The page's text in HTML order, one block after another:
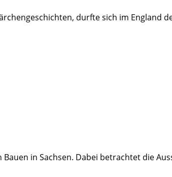
durfte sich im England
Bauen in Sachsen. Dabei betrachtet die